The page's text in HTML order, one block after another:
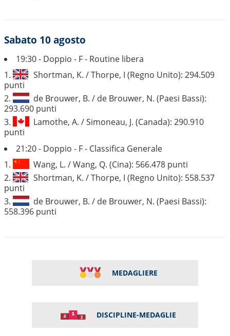
Sabato 10 agosto
19:30 - Doppio - F - Routine libera
1.
Shortman, K. / Thorpe, I (Regno Unito): 294.509
punti
2.
de Brouwer, B. / de Brouwer, N. (Paesi Bassi):
293.690 punti
3.
Lamothe, A. / Simoneau, J. (Canada): 290.910
punti
21:20 - Doppio - F - Classifica Generale
1.
Wang, L. / Wang, Q. (Cina): 566.478 punti
2.
Shortman, K. / Thorpe, I (Regno Unito): 558.537
punti
3.
de Brouwer, B. / de Brouwer, N. (Paesi Bassi):
558.396 punti
MEDAGLIERE
DISCIPLINE-MEDAGLIE